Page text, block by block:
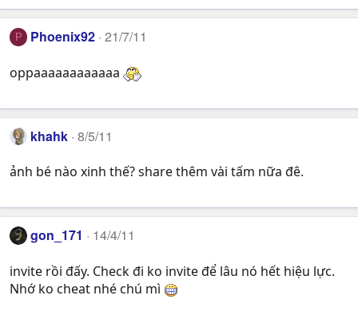
P Phoenix92 21/7/11
oppaaaaaaaaaaaa
khahk 8/5/11
ảnh bé nào xinh thế? share thêm vài tấm nữa đê.
gon_171 14/4/11
invite rồi đấy. Check đi ko invite để lâu nó hết hiệu lực.
Nhớ ko cheat nhé chú mì